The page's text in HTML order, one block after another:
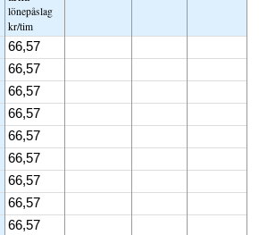
löne­påslag
kr/tim
66,57
66,57
66,57
66,57
66,57
66,57
66,57
66,57
66,57